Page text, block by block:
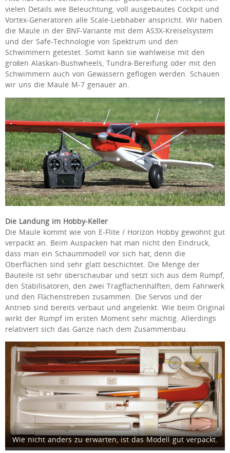
vielen Details wie Beleuchtung, voll ausgebautes Cockpit und
Vortex-Generatoren alle Scale-Liebhaber anspricht. Wir haben
die Maule in der BNF-Variante mit dem AS3X-Kreiselsystem
und der Safe-Technologie von Spektrum und den
Schwimmern getestet. Somit kann sie wahlweise mit den
großen Alaskan-Bushwheels, Tundra-Bereifung oder mit den
Schwimmern auch von Gewässern geflogen werden. Schauen
wir uns die Maule M-7 genauer an.
Die Landung im Hobby-Keller
Die Maule kommt wie von E-Flite / Horizon Hobby gewohnt gut
verpackt an. Beim Auspacken hat man nicht den Eindruck,
dass man ein Schaummodell vor sich hat, denn die
Oberflächen sind sehr glatt beschichtet. Die Menge der
Bauteile ist sehr überschaubar und setzt sich aus dem Rumpf,
den Stabilisatoren, den zwei Tragflächenhälften, dem Fahrwerk
und den Flächenstreben zusammen. Die Servos und der
Antrieb sind bereits verbaut und angelenkt. Wie beim Original
wirkt der Rumpf im ersten Moment sehr mächtig. Allerdings
relativiert sich das Ganze nach dem Zusammenbau.
Wie nicht anders zu erwarten, ist das Modell gut verpackt.